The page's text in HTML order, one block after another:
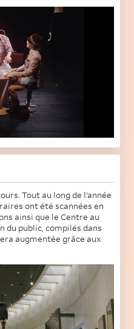
Tout au long de l’année
ont été scannées en
ainsi que le Centre au
public, compilés dans
augmentée grâce aux